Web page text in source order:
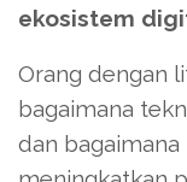
ekosistem
Orang dengan
bagaimana
dan